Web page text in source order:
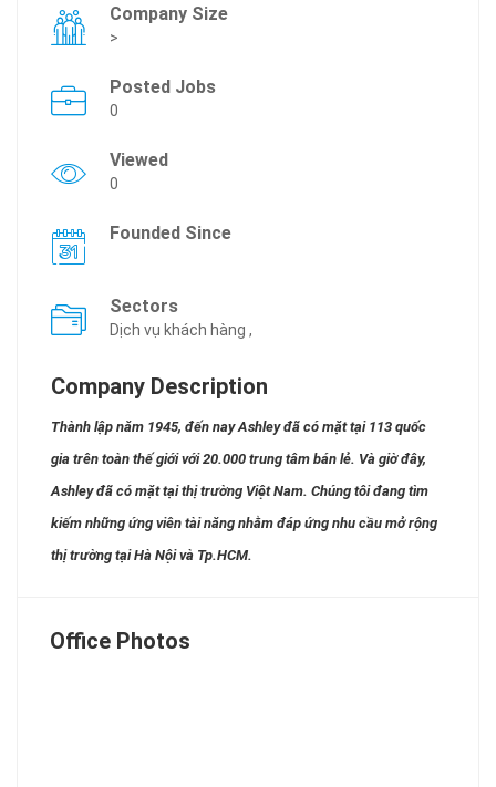
Company Size
>
Posted Jobs
0
Viewed
0
Founded Since
Sectors
Dịch vụ khách hàng ,
Company Description
Thành lập năm 1945, đến nay Ashley đã có mặt tại 113 quốc
gia trên toàn thế giới với 20.000 trung tâm bán lẻ. Và giờ đây,
Ashley đã có mặt tại thị trường Việt Nam. Chúng tôi đang tìm
kiếm những ứng viên tài năng nhằm đáp ứng nhu cầu mở rộng
thị trường tại Hà Nội và Tp.HCM.
Office Photos